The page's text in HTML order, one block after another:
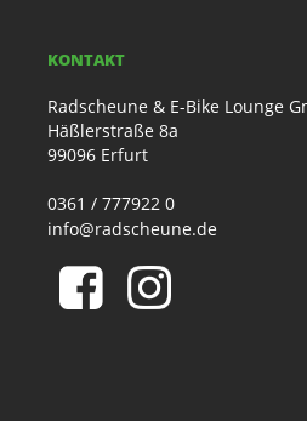
KONTAKT
Radscheune & E-Bike Lounge
Häßlerstraße 8a
99096 Erfurt
0361 / 777922 0
info@radscheune.de